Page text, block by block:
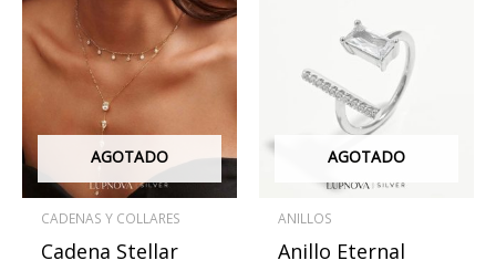
AGOTADO
CADENAS Y COLLARES
Cadena Stellar
AGOTADO
ANILLOS
Anillo Eternal